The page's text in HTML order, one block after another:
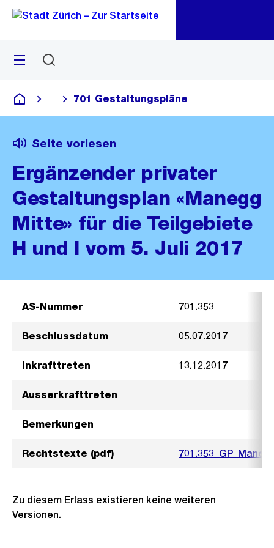
Navigation
Sprunglink
Menü
Deutsch
Blende alle Breadcrumbs ein
701 Gestaltungspläne
Seite vorlesen
Ergänzender privater
Gestaltungsplan «Manegg
Mitte» für die Teilgebiete
H und I vom 5. Juli 2017
AS-Nummer 701.353
Beschlussdatum 05.07.2017
Inkrafttreten 13.12.2017
Ausserkrafttreten
Bemerkungen
Rechtstexte (pdf)
Zu diesem Erlass existieren keine weiteren
Versionen.